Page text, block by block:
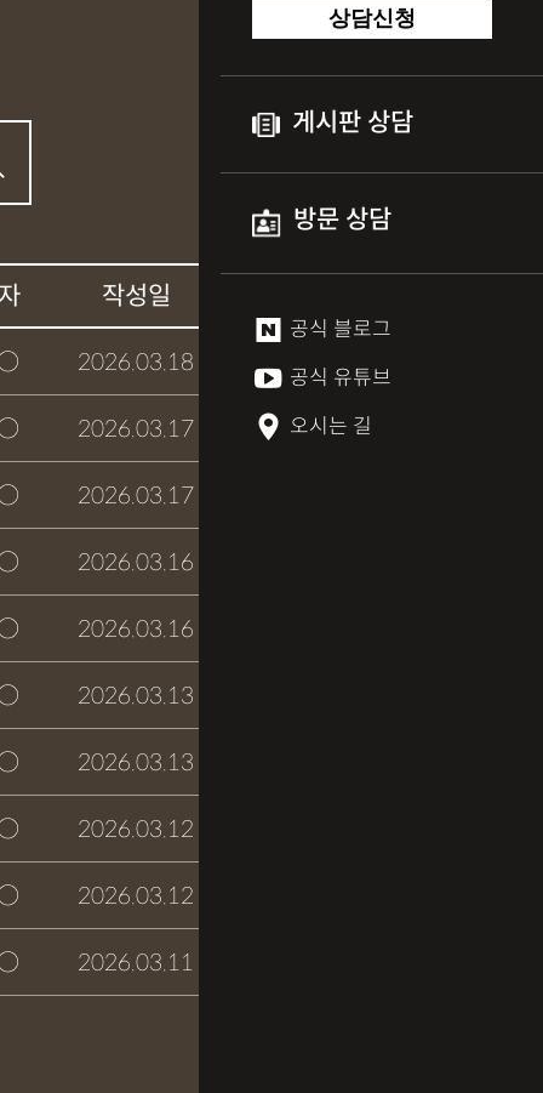
상담신청
게시판 상담
방문 상담
공식 블로그
공식 유튜브
오시는 길
작성일
2026.03.18
2026.03.17 접수완료
2026.03.17
2026.03.16
2026.03.16
2026.03.13
2026.03.13
2026.03.12
2026.03.12
2026.03.11